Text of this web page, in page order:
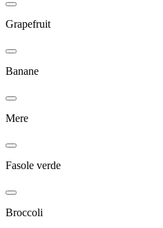
Grapefruit
Banane
Mere
Fasole verde
Broccoli